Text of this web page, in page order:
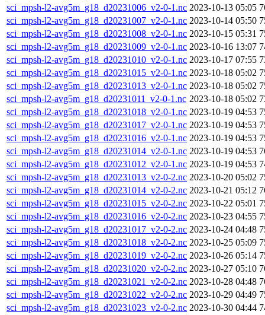
sci_mpsh-l2-avg5m_g18_d20231006_v2-0-1.nc 2023-10-13 05:05
sci_mpsh-l2-avg5m_g18_d20231007_v2-0-1.nc 2023-10-14 05:50
sci_mpsh-l2-avg5m_g18_d20231008_v2-0-1.nc 2023-10-15 05:31
sci_mpsh-l2-avg5m_g18_d20231009_v2-0-1.nc 2023-10-16 13:07
sci_mpsh-l2-avg5m_g18_d20231010_v2-0-1.nc 2023-10-17 07:55
sci_mpsh-l2-avg5m_g18_d20231015_v2-0-1.nc 2023-10-18 05:02
sci_mpsh-l2-avg5m_g18_d20231013_v2-0-1.nc 2023-10-18 05:02
sci_mpsh-l2-avg5m_g18_d20231011_v2-0-1.nc 2023-10-18 05:02
sci_mpsh-l2-avg5m_g18_d20231018_v2-0-1.nc 2023-10-19 04:53
sci_mpsh-l2-avg5m_g18_d20231017_v2-0-1.nc 2023-10-19 04:53
sci_mpsh-l2-avg5m_g18_d20231016_v2-0-1.nc 2023-10-19 04:53
sci_mpsh-l2-avg5m_g18_d20231014_v2-0-1.nc 2023-10-19 04:53
sci_mpsh-l2-avg5m_g18_d20231012_v2-0-1.nc 2023-10-19 04:53
sci_mpsh-l2-avg5m_g18_d20231013_v2-0-2.nc 2023-10-20 05:02
sci_mpsh-l2-avg5m_g18_d20231014_v2-0-2.nc 2023-10-21 05:12
sci_mpsh-l2-avg5m_g18_d20231015_v2-0-2.nc 2023-10-22 05:01
sci_mpsh-l2-avg5m_g18_d20231016_v2-0-2.nc 2023-10-23 04:55
sci_mpsh-l2-avg5m_g18_d20231017_v2-0-2.nc 2023-10-24 04:48
sci_mpsh-l2-avg5m_g18_d20231018_v2-0-2.nc 2023-10-25 05:09
sci_mpsh-l2-avg5m_g18_d20231019_v2-0-2.nc 2023-10-26 05:14
sci_mpsh-l2-avg5m_g18_d20231020_v2-0-2.nc 2023-10-27 05:10
sci_mpsh-l2-avg5m_g18_d20231021_v2-0-2.nc 2023-10-28 04:48
sci_mpsh-l2-avg5m_g18_d20231022_v2-0-2.nc 2023-10-29 04:49
sci_mpsh-l2-avg5m_g18_d20231023_v2-0-2.nc 2023-10-30 04:44